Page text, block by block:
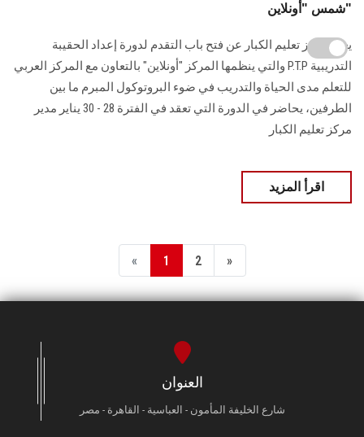
شمس "أونلاين"
يعلن مركز تعليم الكبار عن فتح باب التقدم لدورة إعداد الحقيبة
التدريبية P.T.P والتي ينظمها المركز "أونلاين" بالتعاون مع المركز العربي
للتعلم مدى الحياة والتدريب في ضوء البروتوكول المبرم ما بين
الطرفين، يحاضر في الدورة التي تعقد في الفترة 28 - 30 يناير مدير
مركز تعليم الكبار
اقرأ المزيد
« 1 2 »
العنوان
شارع الخليفة المأمون - العباسية - القاهرة - مصر